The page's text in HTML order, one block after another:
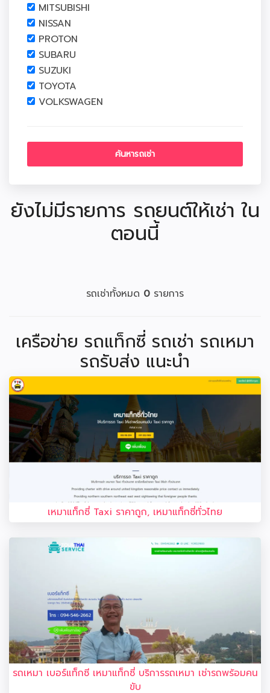
MITSUBISHI
NISSAN
PROTON
SUBARU
SUZUKI
TOYOTA
VOLKSWAGEN
ยังไม่มีรายการ รถยนต์ให้เช่า ใน
ตอนนี้
รถเช่าทั้งหมด 0 รายการ
เครือข่าย รถแท็กซี่ รถเช่า รถเหมา
รถรับส่ง แนะนำ
เหมาแท็กซี่ Taxi ราคาถูก, เหมาแท็กซี่ทั่วไทย
รถเหมา เบอร์แท็กซี เหมาแท็กซี่ บริการรถเหมา เช่ารถพร้อมคน
ขับ